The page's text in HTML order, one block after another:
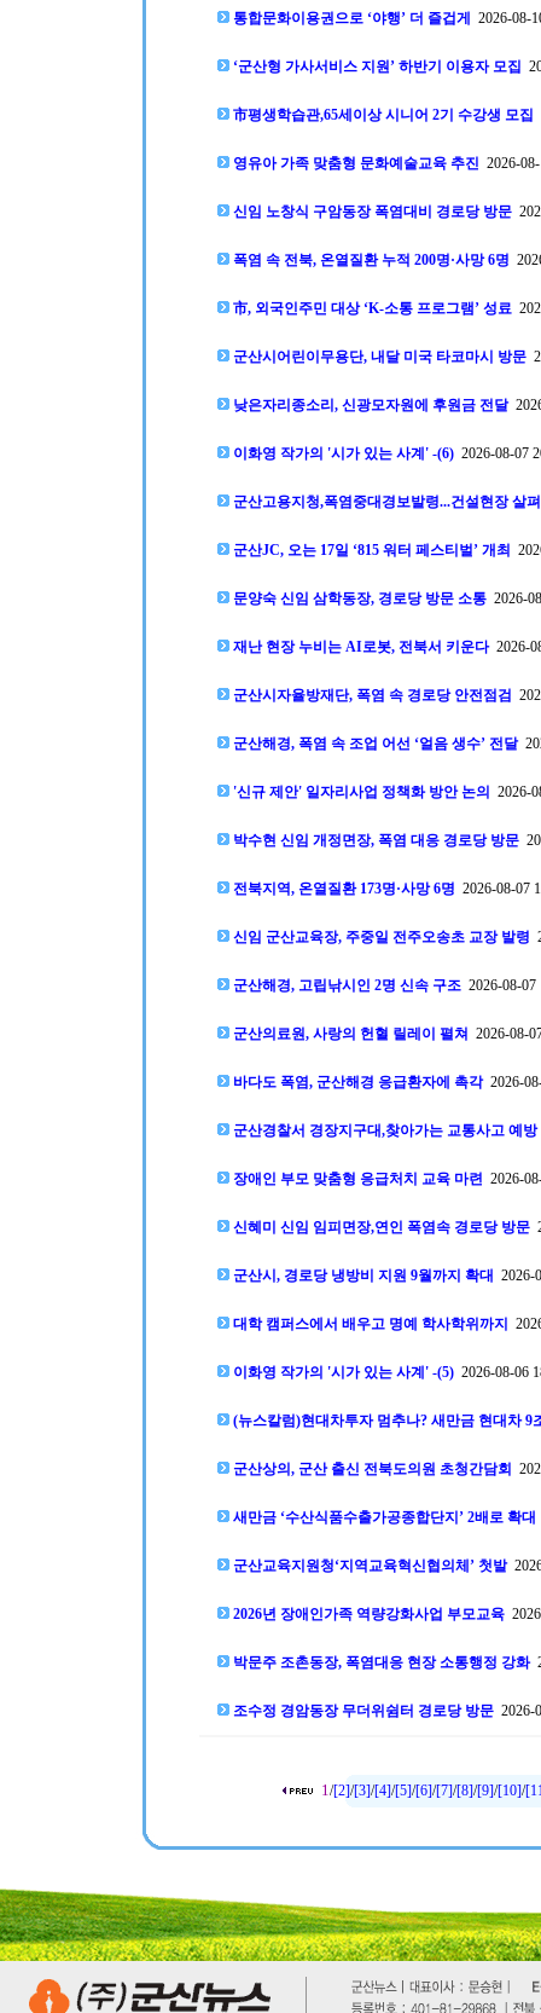
통합문화이용권으로 ‘야행’ 더 즐겁게 2026-08-
‘군산형 가사서비스 지원’ 하반기 이용자 모집
市평생학습관,65세이상 시니어 2기 수강생 모집
영유아 가족 맞춤형 문화예술교육 추진 2026-
신임 노창식 구암동장 폭염대비 경로당 방문
폭염 속 전북, 온열질환 누적 200명·사망 6명
市, 외국인주민 대상 ‘K-소통 프로그램’ 성료
군산시어린이무용단, 내달 미국 타코마시 방문
낮은자리종소리, 신광모자원에 후원금 전달
이화영 작가의 '시가 있는 사계' -(6) 2026-08-07
군산고용지청,폭염중대경보발령...건설현장 살펴
군산JC, 오는 17일 ‘815 워터 페스티벌’ 개최
문양숙 신임 삼학동장, 경로당 방문 소통 2026-
재난 현장 누비는 AI로봇, 전북서 키운다2026-
군산시자율방재단, 폭염 속 경로당 안전점검
군산해경, 폭염 속 조업 어선 ‘얼음 생수’ 전달
'신규 제안' 일자리사업 정책화 방안 논의 2026-
박수현 신임 개정면장, 폭염 대응 경로당 방문
전북지역, 온열질환 173명·사망 6명 2026-08-07
신임 군산교육장, 주중일 전주오송초 교장 발령
군산해경, 고립낚시인 2명 신속 구조 2026-08-07
군산의료원, 사랑의 헌혈 릴레이 펼쳐 2026-08-
바다도 폭염, 군산해경 응급환자에 촉각2026-
군산경찰서 경장지구대,찾아가는 교통사고 예방
장애인 부모 맞춤형 응급처치 교육 마련 2026-
신혜미 신임 임피면장,연인 폭염속 경로당 방문
군산시, 경로당 냉방비 지원 9월까지 확대 2026-
대학 캠퍼스에서 배우고 명예 학사학위까지
이화영 작가의 '시가 있는 사계' -(5) 2026-08-06
(뉴스칼럼)현대차투자 멈추나? 새만금 현대차 9
군산상의, 군산 출신 전북도의원 초청간담회
새만금 ‘수산식품수출가공종합단지’ 2배로 확대
군산교육지원청‘지역교육혁신협의체’ 첫발
2026년 장애인가족 역량강화사업 부모교육
박문주 조촌동장, 폭염대응 현장 소통행정 강화
조수정 경암동장 무더위쉼터 경로당 방문 2026-
1/[2]/[3]/[4]/[5]/[6]/[7]/[8]/[9]/[10]/